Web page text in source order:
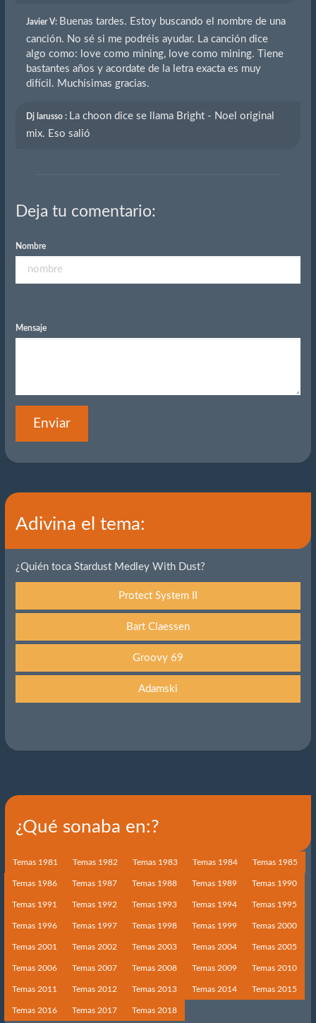
Javier V: Buenas tardes. Estoy buscando el nombre de una
canción. No sé si me podréis ayudar. La canción dice
algo como: love como mining, love como mining. Tiene
bastantes años y acordate de la letra exacta es muy
difícil. Muchísimas gracias.
Dj larusso : La choon dice se llama Bright - Noel original
mix. Eso salió
Deja tu comentario:
Nombre
Mensaje
Enviar
Adivina el tema:
¿Quién toca Stardust Medley With Dust?
Protect System II
Bart Claessen
Groovy 69
Adamski
¿Qué sonaba en:?
Temas 1981 Temas 1982 Temas 1983 Temas 1984 Temas 1985
Temas 1986 Temas 1987 Temas 1988 Temas 1989 Temas 1990
Temas 1991 Temas 1992 Temas 1993 Temas 1994 Temas 1995
Temas 1996 Temas 1997 Temas 1998 Temas 1999 Temas 2000
Temas 2001 Temas 2002 Temas 2003 Temas 2004 Temas 2005
Temas 2006 Temas 2007 Temas 2008 Temas 2009 Temas 2010
Temas 2011 Temas 2012 Temas 2013 Temas 2014 Temas 2015
Temas 2016 Temas 2017 Temas 2018